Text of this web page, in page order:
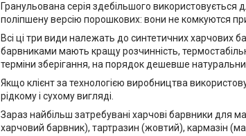
Гранульована серія здебільшого
поліпшену версію порошкових: вони не комкуются при
Всі ці три види належать до синтетичних харчових
барвниками мають кращу розчинність,
терміни зберігання, на порядок дешевше
Якщо клієнт за технологією виробництва
рідкому і сухому вигляді.
Зараз найбільш затребувані харчові барвники для
харчовий барвник), тартразин (жовтий), кармазін